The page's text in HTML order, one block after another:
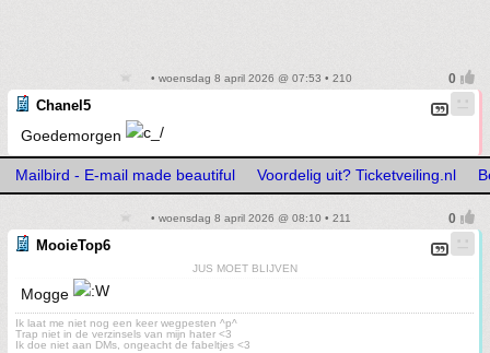
• woensdag 8 april 2026 @ 07:53 • 210
Chanel5
Goedemorgen
Mailbird - E-mail made beautiful Voordelig uit? Ticketveiling.nl
• woensdag 8 april 2026 @ 08:10 • 211
MooieTop6
JUS MOET BLIJVEN
Mogge
Ik laat me niet nog een keer wegpesten ^p^
Trap niet in de verzinsels van mijn hater <3
Ik doe niet aan DMs, ongeacht de fabeltjes <3